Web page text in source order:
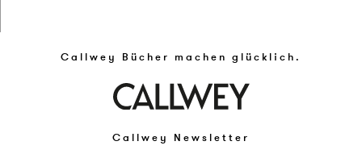
Callwey Bücher machen glücklich.
Callwey Newsletter